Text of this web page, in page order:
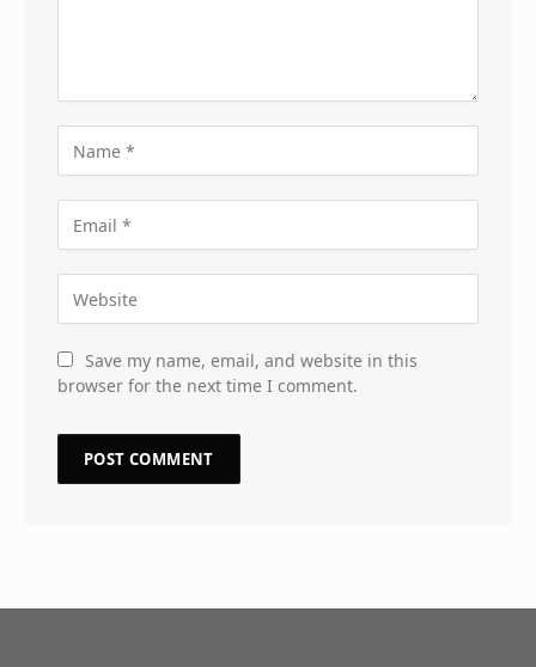
Save my name, email, and website in this
browser for the next time I comment.